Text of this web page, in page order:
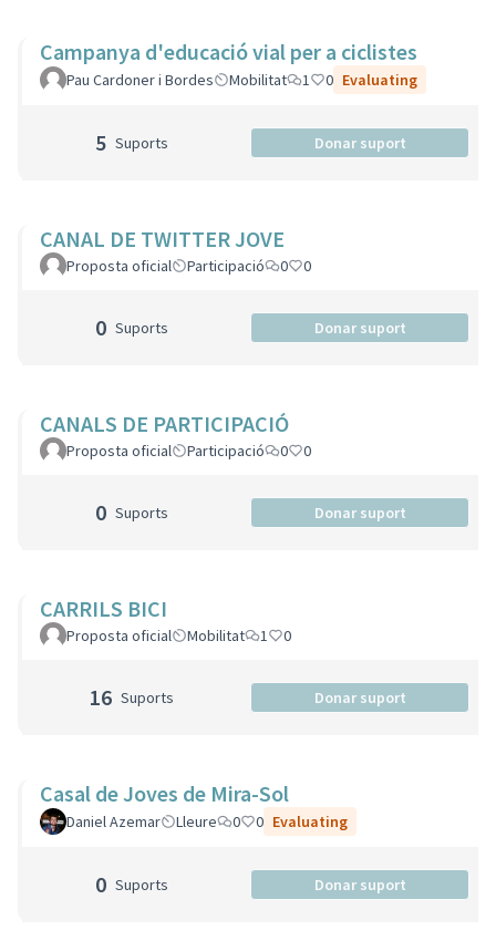
Campanya d'educació vial per a ciclistes
Pau Cardoner i Bordes Mobilitat 1 0 Evaluating
5 Suports Donar suport
CANAL DE TWITTER JOVE
Proposta oficial Participació 0 0
0 Suports Donar suport
CANALS DE PARTICIPACIÓ
Proposta oficial Participació 0 0
0 Suports Donar suport
CARRILS BICI
Proposta oficial Mobilitat 1 0
16 Suports Donar suport
Casal de Joves de Mira-Sol
Daniel Azemar Lleure 0 0 Evaluating
0 Suports Donar suport